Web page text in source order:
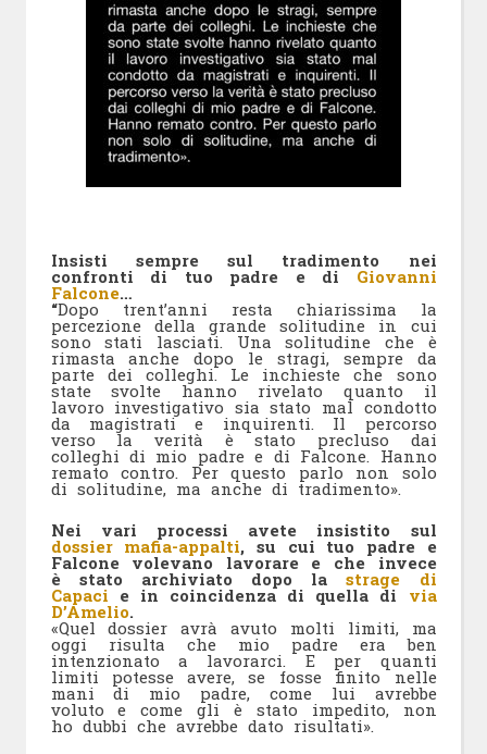
Insisti sempre sul tradimento nei
confronti di tuo padre e di Giovanni
Falcone…
“Dopo trent’anni resta chiarissima la
percezione della grande solitudine in cui
sono stati lasciati. Una solitudine che è
rimasta anche dopo le stragi, sempre da
parte dei colleghi. Le inchieste che sono
state svolte hanno rivelato quanto il
lavoro investigativo sia stato mal condotto
da magistrati e inquirenti. Il percorso
verso la verità è stato precluso dai
colleghi di mio padre e di Falcone. Hanno
remato contro. Per questo parlo non solo
di solitudine, ma anche di tradimento».
Nei vari processi avete insistito sul
dossier mafia-appalti, su cui tuo padre e
Falcone volevano lavorare e che invece
è stato archiviato dopo lastrage di
Capaci e in coincidenza di quella di via
D’Amelio.
«Quel dossier avrà avuto molti limiti, ma
oggi risulta che mio padre era ben
intenzionato a lavorarci. E per quanti
limiti potesse avere, se fosse finito nelle
mani di mio padre, come lui avrebbe
voluto e come gli è stato impedito, non
ho dubbi che avrebbe dato risultati».